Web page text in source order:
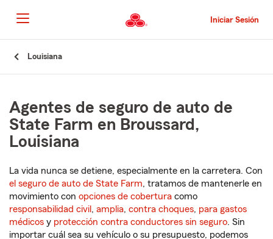
al
contenido
principal
Iniciar Sesión
Louisiana
Agentes de seguro de auto de
State Farm en Broussard,
Louisiana
La vida nunca se detiene, especialmente en la carretera. Con
el seguro de auto de State Farm, tratamos de mantenerle en
movimiento con opciones de cobertura como
responsabilidad civil , amplia, contra choques, para gastos
médicos y protección contra conductores sin seguro. Sin
importar cuál sea su vehículo o su presupuesto, podemos